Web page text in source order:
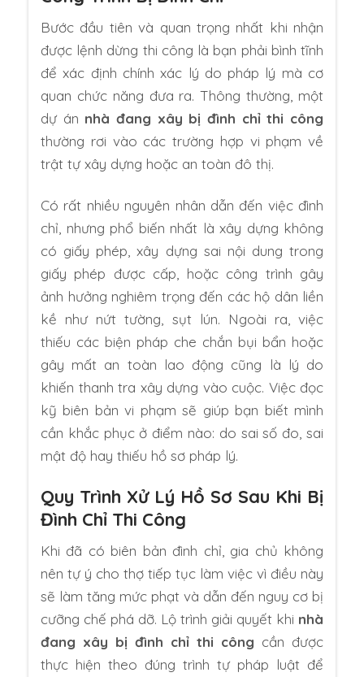
Bước đầu tiên và quan trọng nhất khi nhận
được lệnh dừng thi công là bạn phải bình tĩnh
để xác định chính xác lý do pháp lý mà cơ
quan chức năng đưa ra. Thông thường, một
dự án nhà đang xây bị đình chỉ thi công
thường rơi vào các trường hợp vi phạm về
trật tự xây dựng hoặc an toàn đô thị.
Có rất nhiều nguyên nhân dẫn đến việc đình
chỉ, nhưng phổ biến nhất là xây dựng không
có giấy phép, xây dựng sai nội dung trong
giấy phép được cấp, hoặc công trình gây
ảnh hưởng nghiêm trọng đến các hộ dân liền
kề như nứt tường, sụt lún. Ngoài ra, việc
thiếu các biện pháp che chắn bụi bẩn hoặc
gây mất an toàn lao động cũng là lý do
khiến thanh tra xây dựng vào cuộc. Việc đọc
kỹ biên bản vi phạm sẽ giúp bạn biết mình
cần khắc phục ở điểm nào: do sai số đo, sai
mật độ hay thiếu hồ sơ pháp lý.
Quy Trình Xử Lý Hồ Sơ Sau Khi Bị
Đình Chỉ Thi Công
Khi đã có biên bản đình chỉ, gia chủ không
nên tự ý cho thợ tiếp tục làm việc vì điều này
sẽ làm tăng mức phạt và dẫn đến nguy cơ bị
cưỡng chế phá dỡ. Lộ trình giải quyết khi nhà
đang xây bị đình chỉ thi công cần được
thực hiện theo đúng trình tự pháp luật để